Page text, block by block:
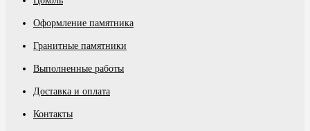
Оформление памятника
Гранитные памятники
Выполненные работы
Доставка и оплата
Контакты